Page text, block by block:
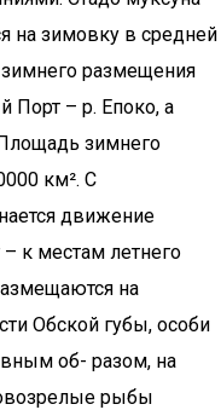
на зимовку в средней
размещения
Порт – р. Епоко, а
зимнего
км². С
движение
к местам летнего
на
Обской губы, особи
об- разом, на
рыбы